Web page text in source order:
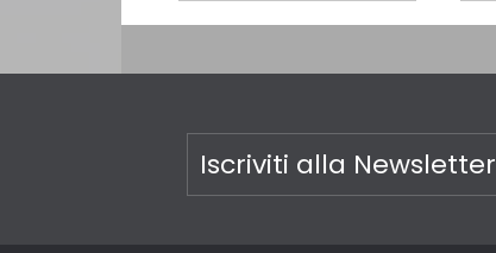
Iscriviti alla Newsletter